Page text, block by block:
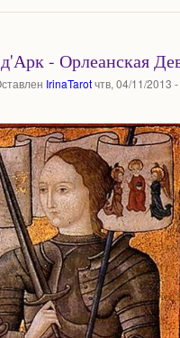
- Орлеанская
IrinaTarotчтв, 04/11/2013